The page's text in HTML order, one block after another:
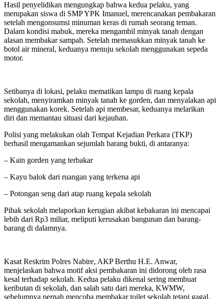
Hasil penyelidikan mengungkap bahwa kedua pelaku, yang
merupakan siswa di SMP YPK Imanuel, merencanakan pembakaran
setelah mengonsumsi minuman keras di rumah seorang teman.
Dalam kondisi mabuk, mereka mengambil minyak tanah dengan
alasan membakar sampah. Setelah memasukkan minyak tanah ke
botol air mineral, keduanya menuju sekolah menggunakan sepeda
motor.
Setibanya di lokasi, pelaku mematikan lampu di ruang kepala
sekolah, menyiramkan minyak tanah ke gorden, dan menyalakan api
menggunakan korek. Setelah api membesar, keduanya melarikan
diri dan memantau situasi dari kejauhan.
Polisi yang melakukan olah Tempat Kejadian Perkara (TKP)
berhasil mengamankan sejumlah barang bukti, di antaranya:
– Kain gorden yang terbakar
– Kayu balok dari ruangan yang terkena api
– Potongan seng dari atap ruang kepala sekolah
Pihak sekolah melaporkan kerugian akibat kebakaran ini mencapai
lebih dari Rp3 miliar, meliputi kerusakan bangunan dan barang-
barang di dalamnya.
Kasat Reskrim Polres Nabire, AKP Berthu H.E. Anwar,
menjelaskan bahwa motif aksi pembakaran ini didorong oleh rasa
kesal terhadap sekolah. Kedua pelaku dikenal sering membuat
keributan di sekolah, dan salah satu dari mereka, KWMW,
sebelumnya pernah mencoba membakar toilet sekolah tetapi gagal.